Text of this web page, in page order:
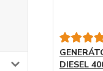
DIESEL